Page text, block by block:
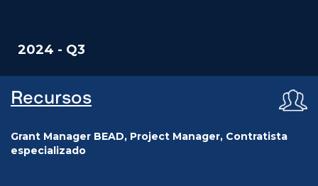
2024 - Q3
Recursos
Grant Manager BEAD, Project Manager, Contratista
especializado